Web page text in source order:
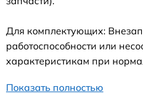
Для комплектующих:
работоспособности или
характеристикам при
Показать полностью